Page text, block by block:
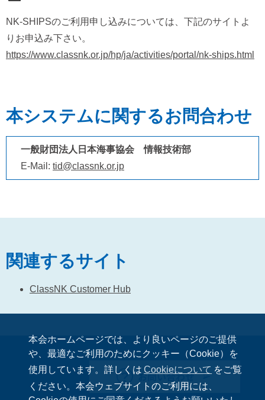
本会ホームページでは、より良いページのご提供
や、最適なご利用のためにクッキー（Cookie）を
使用しています。詳しくは Cookieについて をご覧
ください。本会ウェブサイトのご利用には、
NK-SHIPSのご利用申し込みについては、下記のサイトよ
りお申込み下さい。
https://www.classnk.or.jp/hp/ja/activities/portal/nk-ships.html
本システムに関するお問合わせ
一般財団法人日本海事協会 情報技術部
E-Mail: tid@classnk.or.jp
関連するサイト
ClassNK Customer Hub
お問い合わせ